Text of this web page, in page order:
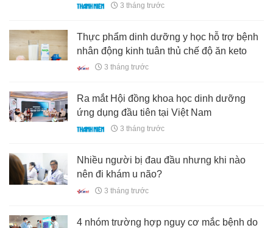
3 tháng trước
Thực phẩm dinh dưỡng y học hỗ trợ bệnh
nhân động kinh tuân thủ chế độ ăn keto
3 tháng trước
Ra mắt Hội đồng khoa học dinh dưỡng
ứng dụng đầu tiên tại Việt Nam
3 tháng trước
Nhiều người bị đau đầu nhưng khi nào
nên đi khám u não?
3 tháng trước
4 nhóm trường hợp nguy cơ mắc bệnh do